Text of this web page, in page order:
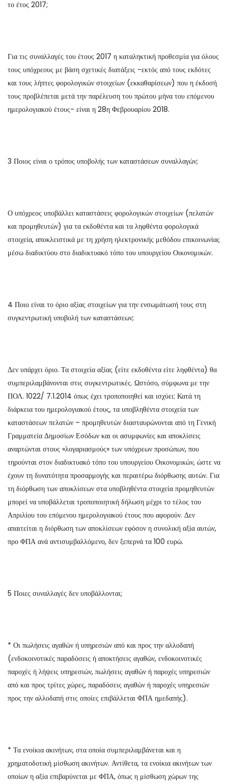
το έτος 2017;
Για τις συναλλαγές του έτους 2017 η καταληκτική προθεσμία για όλους
τους υπόχρεους με βάση σχετικές διατάξεις -εκτός από τους εκδότες
και τους λήπτες φορολογικών στοιχείων (εκκαθαρίσεων) που η έκδοσή
τους προβλέπεται μετά την παρέλευση του πρώτου μήνα του επόμενου
ημερολογιακού έτους- είναι η 28η Φεβρουαρίου 2018.
3 Ποιος είναι ο τρόπος υποβολής των καταστάσεων συναλλαγών;
Ο υπόχρεος υποβάλλει καταστάσεις φορολογικών στοιχείων (πελατών
και προμηθευτών) για τα εκδοθέντα και τα ληφθέντα φορολογικά
στοιχεία, αποκλειστικά με τη χρήση ηλεκτρονικής μεθόδου επικοινωνίας
μέσω διαδικτύου στο διαδικτυακό τόπο του υπουργείου Οικονομικών.
4 Ποιο είναι το όριο αξίας στοιχείων για την ενσωμάτωσή τους στη
συγκεντρωτική υποβολή των καταστάσεων;
Δεν υπάρχει όριο. Τα στοιχεία αξίας (είτε εκδοθέντα είτε ληφθέντα) θα
συμπεριλαμβάνονται στις συγκεντρωτικές. Ωστόσο, σύμφωνα με την
ΠΟΛ. 1022/ 7.1.2014 όπως έχει τροποποιηθεί και ισχύει: Κατά τη
διάρκεια του ημερολογιακού έτους, τα υποβληθέντα στοιχεία των
καταστάσεων πελατών – προμηθευτών διασταυρώνονται από τη Γενική
Γραμματεία Δημοσίων Εσόδων και οι ασυμφωνίες και αποκλίσεις
αναρτώνται στους «λογαριασμούς» των υπόχρεων προσώπων, που
τηρούνται στον διαδικτυακό τόπο του υπουργείου Οικονομικών, ώστε να
έχουν τη δυνατότητα προσαρμογής και περαιτέρω διόρθωσης αυτών. Για
τη διόρθωση των αποκλίσεων στα υποβληθέντα στοιχεία προμηθευτών
μπορεί να υποβάλλεται τροποποιητική δήλωση μέχρι το τέλος του
Απριλίου του επόμενου ημερολογιακού έτους που αφορούν. Δεν
απαιτείται η διόρθωση των αποκλίσεων εφόσον η συνολική αξία αυτών,
προ ΦΠΑ ανά αντισυμβαλλόμενο, δεν ξεπερνά τα 100 ευρώ.
5 Ποιες συναλλαγές δεν υποβάλλονται;
* Οι πωλήσεις αγαθών ή υπηρεσιών από και προς την αλλοδαπή
(ενδοκοινοτικές παραδόσεις ή αποκτήσεις αγαθών, ενδοκοινοτικές
παροχές ή λήψεις υπηρεσιών, πωλήσεις αγαθών ή παροχές υπηρεσιών
από και προς τρίτες χώρες, παραδόσεις αγαθών ή παροχές υπηρεσιών
προς την αλλοδαπή στις οποίες επιβάλλεται ΦΠΑ ημεδαπής).
* Τα ενοίκια ακινήτων, στα οποία συμπεριλαμβάνεται και η
χρηματοδοτική μίσθωση ακινήτων. Αντίθετα, τα ενοίκια ακινήτων των
οποίων η αξία επιβαρύνεται με ΦΠΑ, όπως η μίσθωση χώρων της